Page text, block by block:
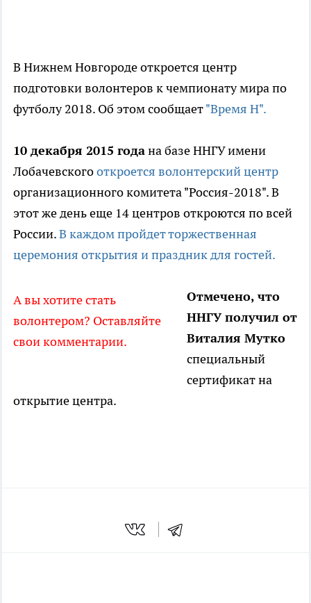
В Нижнем Новгороде откроется центр
подготовки волонтеров к чемпионату мира по
футболу 2018. Об этом сообщает"Время Н".
10 декабря 2015 годана базе ННГУ имени
Лобачевскогооткроется волонтерский центр
организационного комитета "Россия-2018". В
этот же день еще 14 центров откроются по всей
России.В каждом пройдет торжественная
церемония открытия и праздник для гостей.
А вы хотите стать
волонтером? Оставляйте
свои комментарии.
Отмечено, что
ННГУ получил от
Виталия Мутко
специальный
сертификат на
открытие центра.